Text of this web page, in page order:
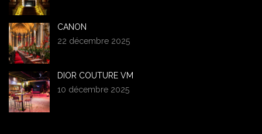
CANON
22 décembre 2025
DIOR COUTURE VM
10 décembre 2025